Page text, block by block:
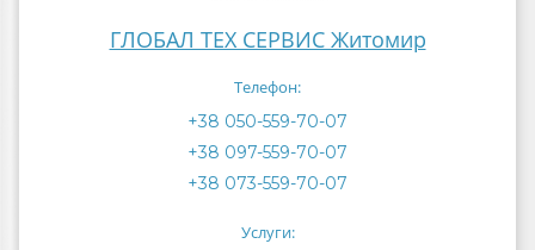
ГЛОБАЛ ТЕХ СЕРВИС Житомир
Телефон:
+38 050-559-70-07
+38 097-559-70-07
+38 073-559-70-07
Услуги: